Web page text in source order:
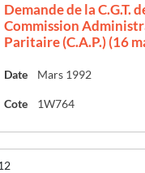
Demande de la C.G.T.
Commission
Paritaire (C.A.P.) (16
Date Mars 1992
Cote 1W764
n°